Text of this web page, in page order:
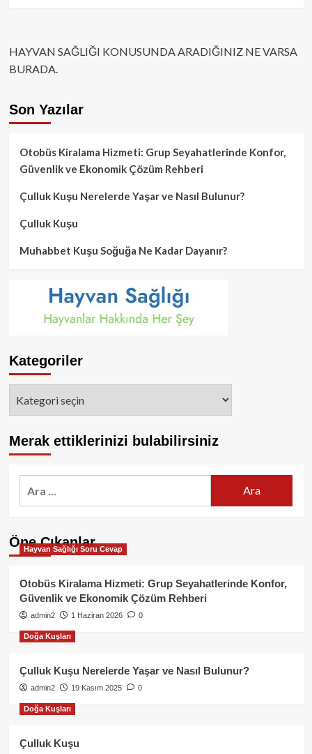
HAYVAN SAĞLIĞI KONUSUNDA ARADIĞINIZ NE VARSA
BURADA.
Son Yazılar
Otobüs Kiralama Hizmeti: Grup Seyahatlerinde Konfor,
Güvenlik ve Ekonomik Çözüm Rehberi
Çulluk Kuşu Nerelerde Yaşar ve Nasıl Bulunur?
Çulluk Kuşu
Muhabbet Kuşu Soğuğa Ne Kadar Dayanır?
Kategoriler
Merak ettiklerinizi bulabilirsiniz
Öne Çıkanlar
Hayvan Sağlığı Soru Cevap
Otobüs Kiralama Hizmeti: Grup Seyahatlerinde Konfor,
Güvenlik ve Ekonomik Çözüm Rehberi
admin2 1 Haziran 2026 0
Doğa Kuşları
Çulluk Kuşu Nerelerde Yaşar ve Nasıl Bulunur?
admin2 19 Kasım 2025 0
Doğa Kuşları
Çulluk Kuşu